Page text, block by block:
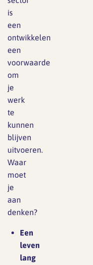
is
een
ontwikkelen
een
voorwaarde
om
je
werk
te
kunnen
blijven
uitvoeren.
Waar
moet
je
aan
denken?
Een
leven
lang